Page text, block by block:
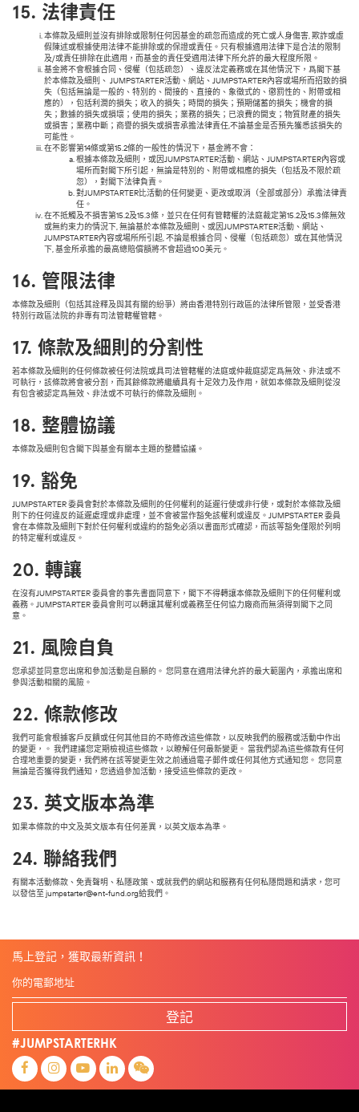
15. 法律責任
本條款及細則並沒有排除或限制任何因基金的疏忽而造成的死亡或人身傷害, 欺詐或虛
假陳述或根據使用法律不能排除或的保證或責任。只有根據適用法律下是合法的限制
及/或責任排除在此適用，而基金的責任受適用法律下所允許的最大程度所限。
基金將不會根據合同、侵權（包括疏忽）、違反法定義務或在其他情況下，爲閣下基
於本條款及細則、 JUMPSTARTER活動、網站、JUMPSTARTER內容或場所而招致的損
失（包括無論是一般的、特別的、間接的、直接的、象徵式的、懲罰性的、附帶或相
應的），包括利潤的損失；收入的損失；時間的損失；預期儲蓄的損失；機會的損
失；數據的損失或損壞；使用的損失；業務的損失；已浪費的開支；物質財產的損失
或損害；業務中斷；商譽的損失或損害承擔法律責任,不論基金是否預先獲悉該損失的
可能性。
在不影響第14條或第15.2條的一般性的情況下，基金將不會：
根據本條款及細則，或因JUMPSTARTER活動、網站、JUMPSTARTER內容或
場所而對閣下所引起，無論是特別的、附帶或相應的損失（包括及不限於疏
忽），對閣下法律負責。
對JUMPSTARTER比活動的任何變更、更改或取消（全部或部分）承擔法律責
任。
在不抵觸及不損害第15.2及15.3條，並只在任何有管轄權的法庭裁定第15.2及15.3條無效
或無約束力的情況下, 無論基於本條款及細則、或因JUMPSTARTER活動、網站、
JUMPSTARTER內容或場所所引起, 不論是根據合同、侵權（包括疏忽）或在其他情況
下, 基金所承擔的最高總賠償額將不會超過100美元。
16. 管限法律
本條款及細則（包括其詮釋及與其有關的紛爭）將由香港特別行政區的法律所管限，並受香港
特別行政區法院的非專有司法管轄權管轄。
17. 條款及細則的分割性
若本條款及細則的任何條款被任何法院或具司法管轄權的法庭或仲裁庭認定爲無效、非法或不
可執行，該條款將會被分割，而其餘條款將繼續具有十足效力及作用，就如本條款及細則從沒
有包含被認定爲無效、非法或不可執行的條款及細則。
18. 整體協議
本條款及細則包含閣下與基金有關本主題的整體協議。
19. 豁免
JUMPSTARTER 委員會對於本條款及細則的任何權利的延遲行使或非行使，或對於本條款及細
則下的任何違反的延遲處理或非處理，並不會被當作豁免該權利或違反。JUMPSTARTER 委員
會在本條款及細則下對於任何權利或違約的豁免必須以書面形式確認，而該等豁免僅限於列明
的特定權利或違反。
20. 轉讓
在沒有JUMPSTARTER 委員會的事先書面同意下，閣下不得轉讓本條款及細則下的任何權利或
義務。JUMPSTARTER 委員會則可以轉讓其權利或義務至任何協力廠商而無須得到閣下之同
意。
21. 風險自負
您承認並同意您出席和參加活動是自願的。 您同意在適用法律允許的最大範圍內，承擔出席和
參與活動相關的風險。
22. 條款修改
我們可能會根據客戶反饋或任何其他目的不時修改這些條款，以反映我們的服務或活動中作出
的變更，。 我們建議您定期檢視這些條款，以瞭解任何最新變更。 當我們認為這些條款有任何
合理地重要的變更，我們將在該等變更生效之前通過電子郵件或任何其他方式通知您。 您同意
無論是否獲得我們通知，您透過參加活動，接受這些條款的更改。
23. 英文版本為準
如果本條款的中文及英文版本有任何差異，以英文版本為準。
24. 聯絡我們
有關本活動條款、免責聲明、私隱政策、或就我們的網站和服務有任何私隱問題和請求，您可
以發信至 jumpstarter@ent-fund.org給我們。
馬上登記，獲取最新資訊！
登記
#JUMPSTARTERHK